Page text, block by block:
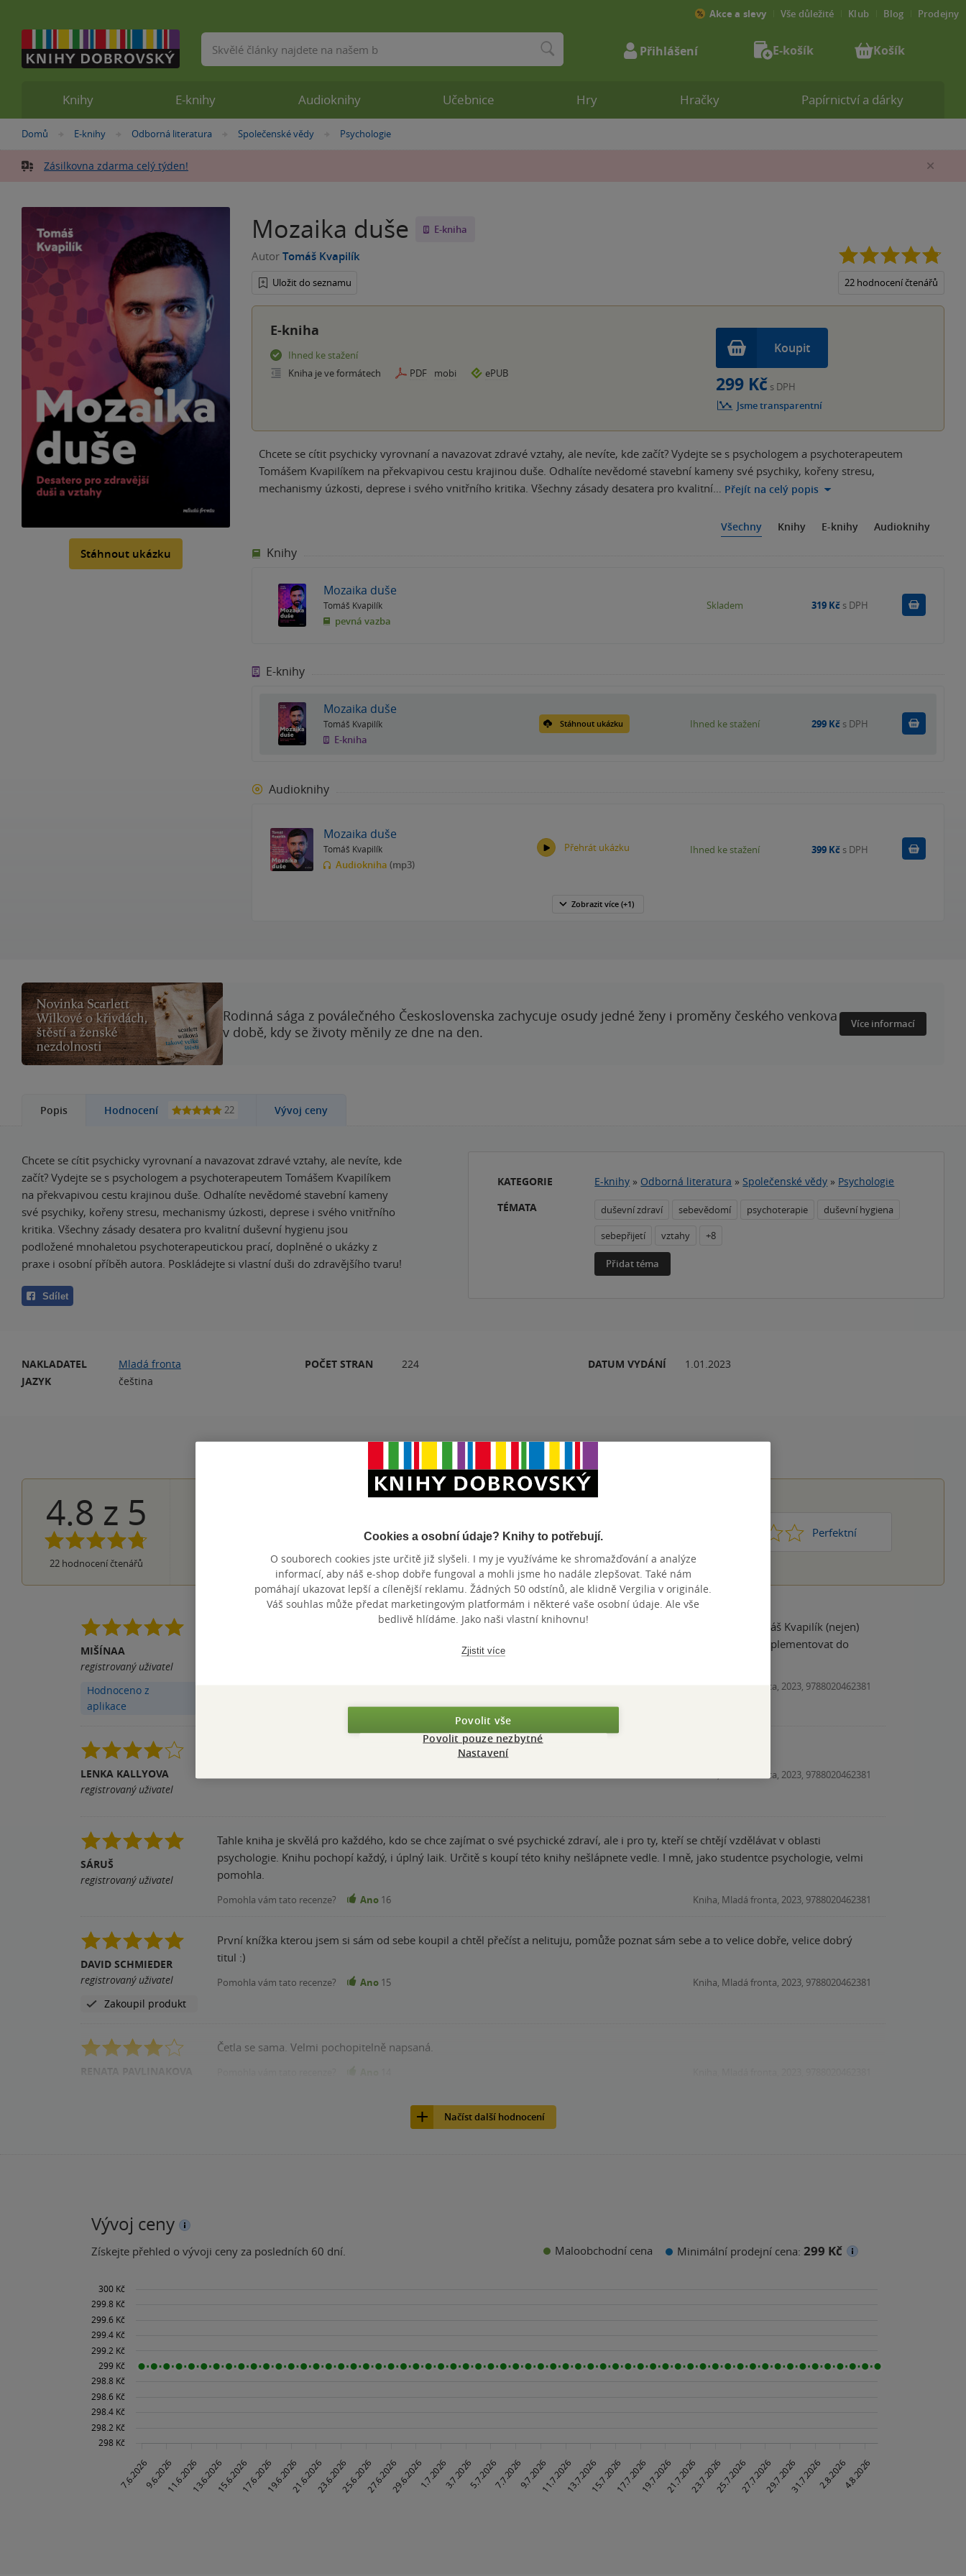
Nacházíte
zde:
Domů »
E-knihy »
Odborná literatura »
Společenské vědy »Psychologie
Zásilkovna zdarma celý týden!
Stáhnout ukázku
Mozaika duše E-kniha
Autor Tomáš Kvapilík
Uložit do seznamu 22 hodnocení čtenářů
E-kniha
Ihned ke stažení
Kniha je ve formátech
PDF mobi ePUB
Koupit
299 Kč s DPH
Jsme transparentní
Chcete se cítit psychicky vyrovnaní a navazovat zdravé vztahy, ale nevíte, kde začít? Vydejte se s psychologem a psychoterapeutem
Tomášem Kvapilíkem na překvapivou cestu krajinou duše. Odhalíte nevědomé stavební kameny své psychiky, kořeny stresu,
mechanismy úzkosti, deprese i svého vnitřního kritika. Všechny zásady desatera pro kvalitní… Přejít na celý popis
Všechny Knihy E-knihy Audioknihy
Knihy
Mozaika duše
Tomáš Kvapilík
pevná vazba
Skladem 319 Kč s DPH
E-knihy
Mozaika duše
Tomáš Kvapilík
E-kniha
Stáhnout ukázku Ihned ke stažení 299 Kč s DPH Koupit
Audioknihy
Mozaika duše
Tomáš Kvapilík
Audiokniha (mp3)
Přehrát ukázku Ihned ke stažení 399 Kč s DPH Koupit
Zobrazit více (+1)
Rodinná sága z poválečného Československa zachycuje osudy jedné ženy i proměny českého venkova
v době, kdy se životy měnily ze dne na den.
Více informací
Popis Hodnocení 22 Vývoj ceny
Chcete se cítit psychicky vyrovnaní a navazovat zdravé vztahy, ale nevíte, kde
začít? Vydejte se s psychologem a psychoterapeutem Tomášem Kvapilíkem
na překvapivou cestu krajinou duše. Odhalíte nevědomé stavební kameny
své psychiky, kořeny stresu, mechanismy úzkosti, deprese i svého vnitřního
kritika. Všechny zásady desatera pro kvalitní duševní hygienu jsou
podložené mnohaletou psychoterapeutickou prací, doplněné o ukázky z
praxe i osobní příběh autora. Poskládejte si vlastní duši do zdravějšího tvaru!
Sdílet
KATEGORIE E-knihy » Odborná literatura » Společenské vědy » Psychologie
TÉMATA
duševní zdraví sebevědomí psychoterapie
duševní hygiena
sebepřijetí
vztahy +8
Přidat téma
NAKLADATEL
Mladá fronta
JAZYK
čeština
POČET STRAN 224 DATUM VYDÁNÍ 1.01.2023
4.8 z 5
22hodnocení čtenářů 1 hvezdička
Hodnocení našich knihkupců: 0.0 z 5 Perfektní
MIŠÍNAA
registrovaný uživatel
Hodnoceno z
aplikace
Naprosto skvělá kniha plná tipů, zážitků, otevřených rozhovorů o duševním zdraví. Jsem moc ráda za to, že Tomáš Kvapilík (nejen)
svou knihou otevřel důležitá témata o duševním zdraví a dal nám užitečné rady, které se budu já sama snažit implementovat do
Kniha, Mladá fronta, 2023, 9788020462381
LENKA KALLYOVA
registrovaný uživatel
Takový hezký a přehledný návod na to jak na sobě zapracovat. Pokud člověk chce a má elán na sobě pracovat
Kniha, Mladá fronta, 2023, 9788020462381
SÁRUŠ
registrovaný uživatel
Tahle kniha je skvělá pro každého, kdo se chce zajímat o své psychické zdraví, ale i pro ty, kteří se chtějí vzdělávat v oblasti
psychologie. Knihu pochopí každý, i úplný laik. Určitě s koupí této knihy nešlápnete vedle. I mně, jako studentce psychologie, velmi
pomohla.
Pomohla vám tato recenze? Ano 16 Kniha, Mladá fronta, 2023, 9788020462381
DAVID SCHMIEDER
registrovaný uživatel
Zakoupil produkt
První knížka kterou jsem si sám od sebe koupil a chtěl přečíst a nelituju, pomůže poznat sám sebe a to velice dobře, velice dobrý
titul :)
Pomohla vám tato recenze? Ano 15 Kniha, Mladá fronta, 2023, 9788020462381
Četla se sama. Velmi pochopitelně napsaná.
Načíst další hodnocení
Vývoj ceny
Získejte přehled o vývoji ceny za posledních 60 dní. Maloobchodní cena Minimální prodejní cena: 299 Kč
Knihy E-knihy Audioknihy Učebnice Hry Hračky Papírnictví a dárky
Akce a slevy Vše důležité Klub Blog Prodejny
Vyhledávání Přihlášení E-košík Košík
Cookies a osobní údaje? Knihy to potřebují.
O souborech cookies jste určitě již slyšeli. I my je využíváme ke shromažďování a analýze
informací, aby náš e-shop dobře fungoval a mohli jsme ho nadále zlepšovat. Také nám
pomáhají ukazovat lepší a cílenější reklamu. Žádných 50 odstínů, ale klidně Vergilia v originále.
Váš souhlas může předat marketingovým platformám i některé vaše osobní údaje. Ale vše
bedlivě hlídáme. Jako naši vlastní knihovnu!
Zjistit více
Povolit vše
Povolit pouze nezbytné
Nastavení